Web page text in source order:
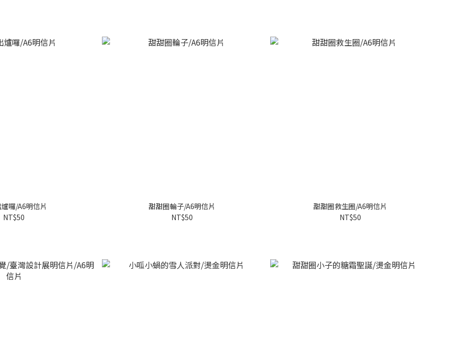
囉/A6明信片
NT$50
甜甜圈輪子/A6明信片
NT$50
甜甜圈救生圈/A6明信片
NT$50